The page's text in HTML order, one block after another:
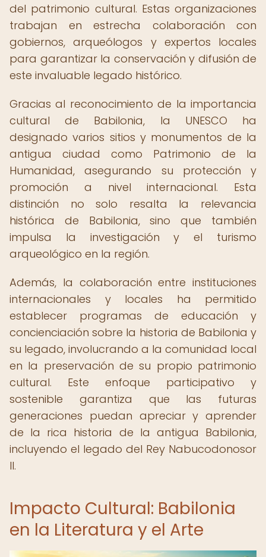
del patrimonio cultural. Estas organizaciones
trabajan en estrecha colaboración con
gobiernos, arqueólogos y expertos locales
para garantizar la conservación y difusión de
este invaluable legado histórico.
Gracias al reconocimiento de la importancia
cultural de Babilonia, la UNESCO ha
designado varios sitios y monumentos de la
antigua ciudad como Patrimonio de la
Humanidad, asegurando su protección y
promoción a nivel internacional. Esta
distinción no solo resalta la relevancia
histórica de Babilonia, sino que también
impulsa la investigación y el turismo
arqueológico en la región.
Además, la colaboración entre instituciones
internacionales y locales ha permitido
establecer programas de educación y
concienciación sobre la historia de Babilonia y
su legado, involucrando a la comunidad local
en la preservación de su propio patrimonio
cultural. Este enfoque participativo y
sostenible garantiza que las futuras
generaciones puedan apreciar y aprender
de la rica historia de la antigua Babilonia,
incluyendo el legado del Rey Nabucodonosor
II.
Impacto Cultural: Babilonia
en la Literatura y el Arte